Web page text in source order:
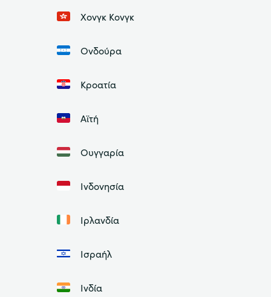
Χονγκ Κονγκ
Ονδούρα
Κροατία
Αϊτή
Ουγγαρία
Ινδονησία
Ιρλανδία
Ισραήλ
Ινδία